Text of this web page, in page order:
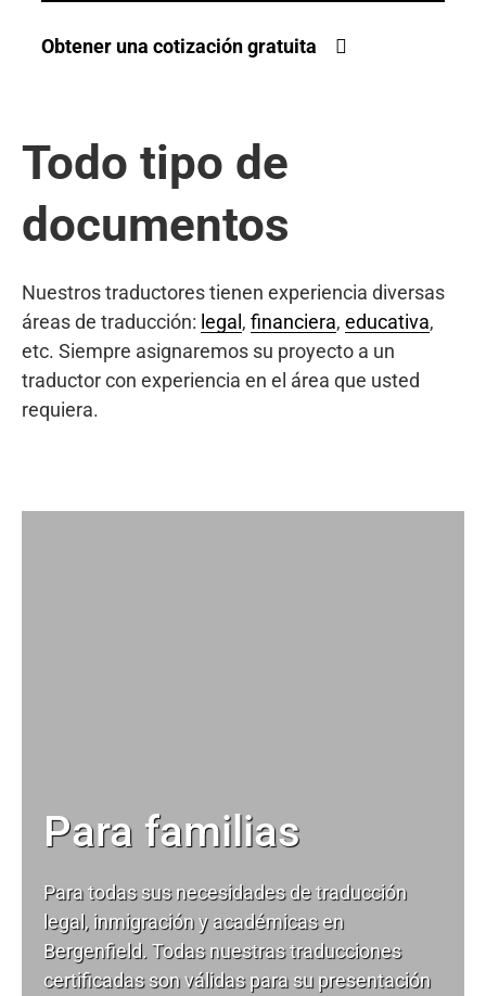
Obtener una cotización gratuita
Todo tipo de
documentos
Nuestros traductores tienen experiencia diversas
áreas de traducción: legal , financiera, educativa,
etc. Siempre asignaremos su proyecto a un
traductor con experiencia en el área que usted
requiera.
Para familias
Para todas sus necesidades detraducción
legal, inmigración y académicas en
Bergenfield. Todas nuestras traducciones
certificadas son válidas para su presentación